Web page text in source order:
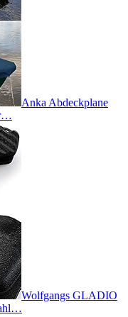
Anka Abdeckplane
Wolfgangs GLADIO